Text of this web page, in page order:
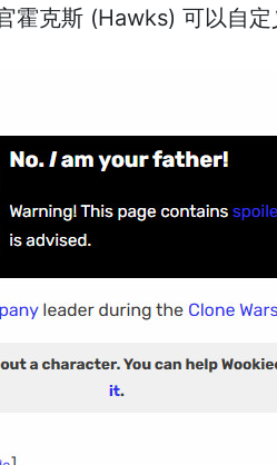
霍克斯 (Hawks) 可以自定